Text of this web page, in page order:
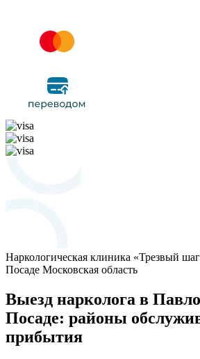
Наркологическая клиника «Трезвый
Посаде Московская область
Выезд нарколога в
Посаде: районы
прибытия